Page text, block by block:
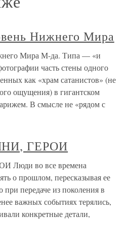
Нижнего Мира
Мира М-да. Типа — «и
часть стены одного
как «храм сатанистов» (не
ощущения) в гигантском
В смысле не «рядом с
ГЕРОИ
Люди во все времена
о прошлом, пересказывая ее
передаче из поколения в
важных событиях терялись,
конкретные детали,